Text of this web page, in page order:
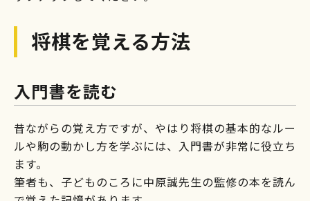
将棋を覚える方法
入門書を読む
昔ながらの覚え方ですが、やはり将棋の基本的なルー
ルや駒の動かし方を学ぶには、入門書が非常に役立ち
ます。
筆者も、子どものころに中原誠先生の監修の本を読ん